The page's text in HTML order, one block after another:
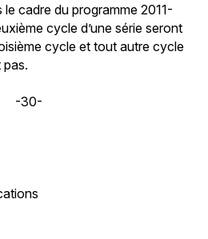
cadre du programme 2011-
cycle d’une série seront
cycle et tout autre cycle
pas.
-30-